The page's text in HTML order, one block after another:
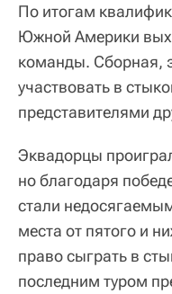
По итогам
Южной Америки
команды. Сборная,
участвовать в
представителями
Эквадорцы
но благодаря
стали
места от пятого и
право сыграть в
последним туром